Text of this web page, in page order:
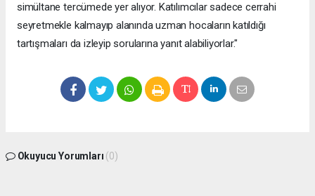
simültane tercümede yer alıyor. Katılımcılar sadece cerrahi
seyretmekle kalmayıp alanında uzman hocaların katıldığı
tartışmaları da izleyip sorularına yanıt alabiliyorlar."
Okuyucu Yorumları (0)